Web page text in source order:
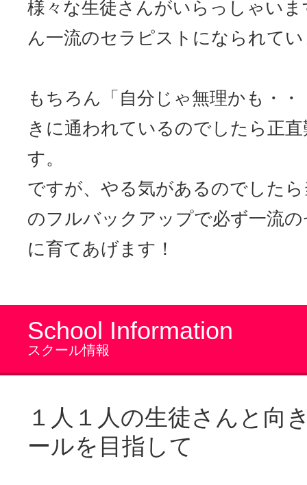
様々な生徒さんがいらっしゃい
ん一流のセラピストになられて
もちろん「自分じゃ無理かも・・
きに通われているのでしたら正
す。
ですが、やる気があるのでした
のフルバックアップで必ず一流
に育てあげます！
School Information
スクール情報
１人１人の生徒さんと向
ールを目指して